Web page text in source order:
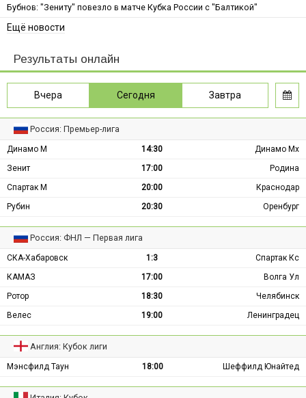
Бубнов: "Зениту" повезло в матче Кубка России с "Балтикой"
Ещё новости
Результаты онлайн
Вчера Сегодня Завтра
Россия: Премьер-лига
Динамо М 14:30
Динамо Мх
Зенит
17:00
Родина
Спартак М
20:00
Краснодар
Рубин
20:30 Оренбург
Россия: ФНЛ — Первая лига
СКА-Хабаровск 1:3
Спартак Кс
КАМАЗ
17:00
Волга Ул
Ротор
18:30
Челябинск
Велес
19:00 Ленинградец
Англия: Кубок лиги
Мэнсфилд Таун 18:00 Шеффилд Юнайтед